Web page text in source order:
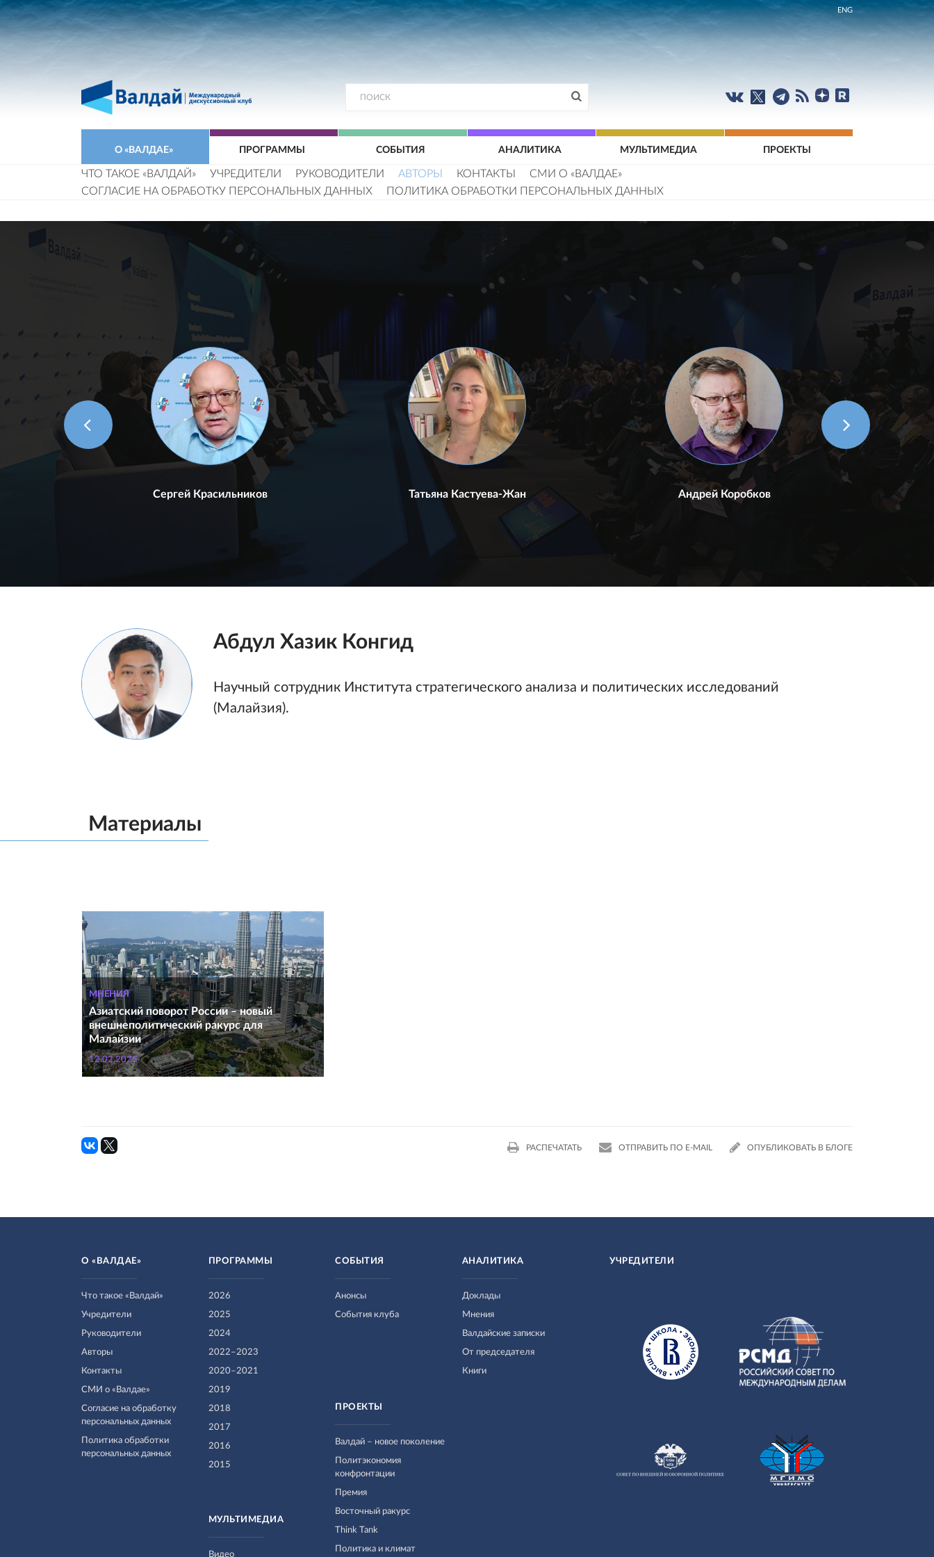
ENG
О «ВАЛДАЕ» ПРОГРАММЫ СОБЫТИЯ АНАЛИТИКА МУЛЬТИМЕДИА ПРОЕКТЫ
ЧТО ТАКОЕ «ВАЛДАЙ» УЧРЕДИТЕЛИ РУКОВОДИТЕЛИ АВТОРЫ КОНТАКТЫ
СМИ О «ВАЛДАЕ»
СОГЛАСИЕ НА ОБРАБОТКУ ПЕРСОНАЛЬНЫХ ДАННЫХ
ПОЛИТИКА ОБРАБОТКИ ПЕРСОНАЛЬНЫХ ДАННЫХ
Сергей Красильников Татьяна Кастуева-Жан Андрей Коробков
Абдул Хазик Конгид
Научный сотрудник Института стратегического анализа и политических исследований
(Малайзия).
Материалы
МНЕНИЯ
Азиатский поворот России – новый
внешнеполитический ракурс для
Малайзии
12.02.2025
РАСПЕЧАТАТЬ ОТПРАВИТЬ ПО E-MAIL ОПУБЛИКОВАТЬ В БЛОГЕ
О «ВАЛДАЕ»
Что такое «Валдай»
Учредители
Руководители
Авторы
Контакты
СМИ о «Валдае»
Согласие на обработку
персональных данных
Политика обработки
персональных данных
ПРОГРАММЫ
2026
2025
2024
2022–2023
2020–2021
2019
2018
2017
2016
2015
МУЛЬТИМЕДИА
Видео
СОБЫТИЯ
Анонсы
События клуба
ПРОЕКТЫ
Валдай – новое поколение
Политэкономия
конфронтации
Премия
Восточный ракурс
Think Tank
Политика и климат
АНАЛИТИКА
Доклады
Мнения
Валдайские записки
От председателя
Книги
УЧРЕДИТЕЛИ